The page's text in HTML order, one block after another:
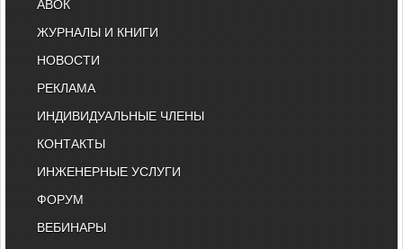
АВОК
ЖУРНАЛЫ И КНИГИ
НОВОСТИ
РЕКЛАМА
ИНДИВИДУАЛЬНЫЕ ЧЛЕНЫ
КОНТАКТЫ
ИНЖЕНЕРНЫЕ УСЛУГИ
ФОРУМ
ВЕБИНАРЫ